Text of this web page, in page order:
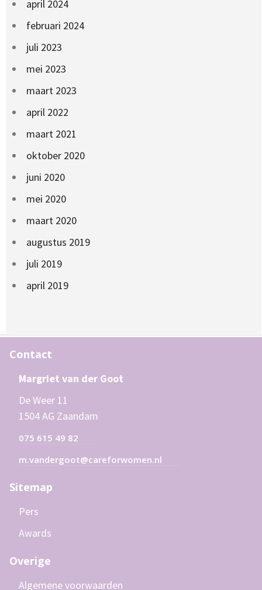
april 2024
februari 2024
juli 2023
mei 2023
maart 2023
april 2022
maart 2021
oktober 2020
juni 2020
mei 2020
maart 2020
augustus 2019
juli 2019
april 2019
Contact
Margriet van der Goot
De Weer 11
1504 AG Zaandam
075 615 49 82
m.vandergoot@careforwomen.nl
Sitemap
Pers
Awards
Overige
Algemene voorwaarden